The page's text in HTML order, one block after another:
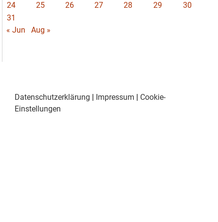
24
25 26 27 28 29
30
31
« Jun
Aug »
Datenschutzerklärung | Impressum | Cookie-
Einstellungen